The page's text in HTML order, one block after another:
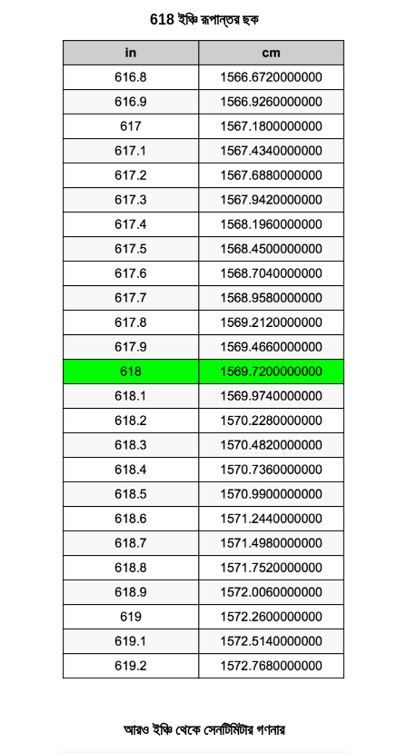
618 ইঞ্চি রূপান্তর ছক
আরও ইঞ্চি থেকে সেনটিমিটার গণনার